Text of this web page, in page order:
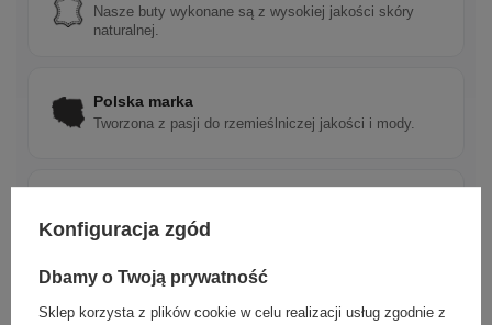
Nasze buty wykonane są z wysokiej jakości skóry
naturalnej.
Polska marka
Tworzona z pasji do rzemieślniczej jakości i mody.
Klasyczne wzory, które pasują do wielu stylizacji.
Szybka wysyłka
Konfiguracja zgód
Dbamy o Twoją prywatność
Sklep korzysta z plików cookie w celu realizacji usług zgodnie z